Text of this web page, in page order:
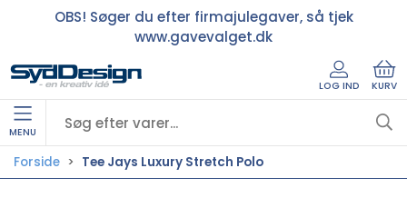
OBS! Søger du efter firmajulegaver, så tjek
www.gavevalget.dk
LOG IND KURV
MENU
Forside Tee Jays Luxury Stretch Polo